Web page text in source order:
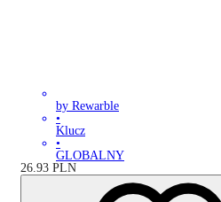
by Rewarble
•
Klucz
•
GLOBALNY
26.93 PLN